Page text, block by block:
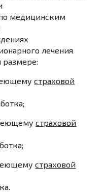
медицинским
лечения
размере:
страховой
страховой
страховой